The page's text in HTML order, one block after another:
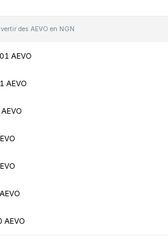
des AEVO en NGN
AEVO
AEVO
AEVO